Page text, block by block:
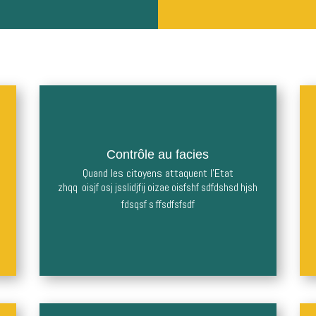
Contrôle au facies
Quand les citoyens attaquent l'Etat
zhqq oisjf osj jsslidjfij oizae oisfshf sdfdshsd hjsh
fdsqsf s ffsdfsfsdf
Quand les citoyens attaquent l'Etat
zhqq oisjf osj jsslidjfij oizae
Lire la suite